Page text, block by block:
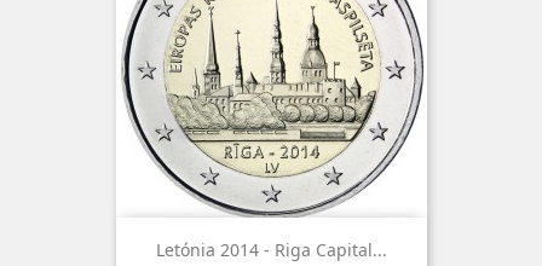
Letónia 2014 - Riga Capital...